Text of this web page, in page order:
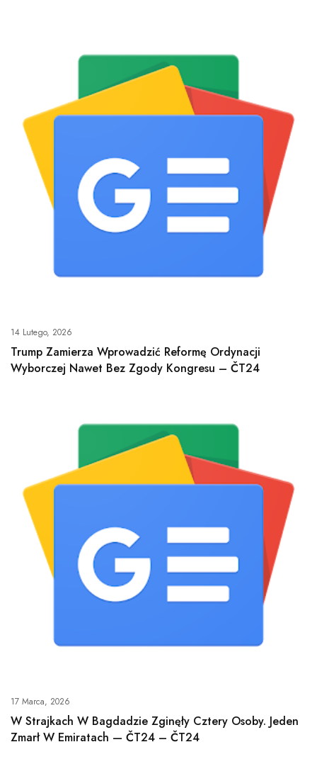
14 Lutego, 2026
Trump Zamierza Wprowadzić Reformę Ordynacji
Wyborczej Nawet Bez Zgody Kongresu – ČT24
17 Marca, 2026
W Strajkach W Bagdadzie Zginęły Cztery Osoby. Jeden
Zmarł W Emiratach — ČT24 – ČT24